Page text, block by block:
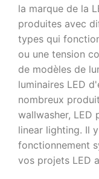
la marque de la
produites avec
types qui
ou une tension
de modèles de
luminaires LED
nombreux
wallwasher, LED
linear lighting. Il
fonctionnement
vos projets LED